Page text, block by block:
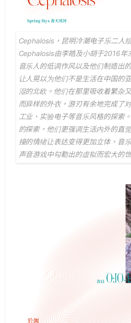
Cephalosis，昆明冷潮电子乐二人
Cephalosis由李皓及小胡于2016年
音乐人的低调作风以及他们制造出
让人晃以为他们不是生活在中国的
湿的北欧。他们在那里吸收着繁杂
而异样的外衣，游刃有余地完成了
工业、实验电子等音乐风格的探索
的探索，他们更强调生活内外的直
接的情绪让表达变得更加立体，音
声音游戏中勾勒出的虚拟而宏大的